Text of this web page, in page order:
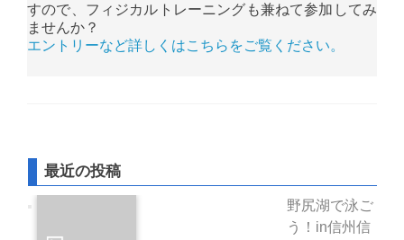
すので、フィジカルトレーニングも兼ねて参加してみ
ませんか？
エントリーなど詳しくはこちらをご覧ください。
最近の投稿
野尻湖で泳ご
う！in信州信